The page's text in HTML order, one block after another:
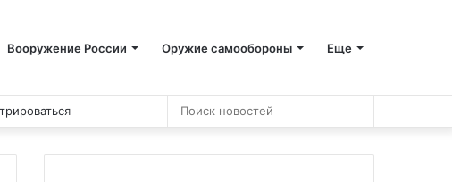
Вооружение России Оружие самообороны Еще
Switch